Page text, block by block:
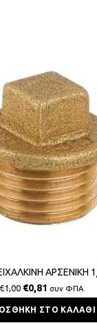
ΑΡΣΕΝΙΚΗ
€1,00 €0,81 συν ΦΠΑ
ΣΤΟ ΚΑΛΆΘΙ